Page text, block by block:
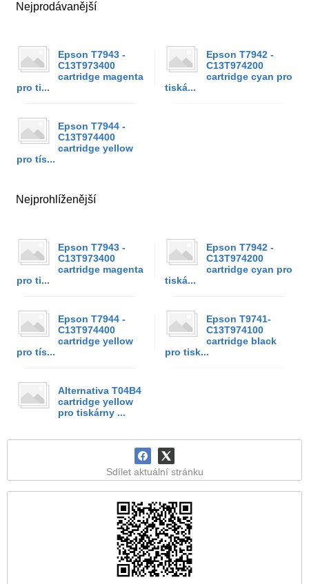
Nejprodávanější
Epson T7943 -
C13T973400
cartridge magenta
pro ti...
Epson T7942 -
C13T974200
cartridge cyan pro
tiská...
Epson T7944 -
C13T974400
cartridge yellow
pro tís...
Nejprohlíženější
Epson T7943 -
C13T973400
cartridge magenta
pro ti...
Epson T7942 -
C13T974200
cartridge cyan pro
tiská...
Epson T7944 -
C13T974400
cartridge yellow
pro tís...
Epson T9741-
C13T974100
cartridge black
pro tisk...
Alternativa T04B4
cartridge yellow
pro tiskárny ...
Sdílet aktuální stránku